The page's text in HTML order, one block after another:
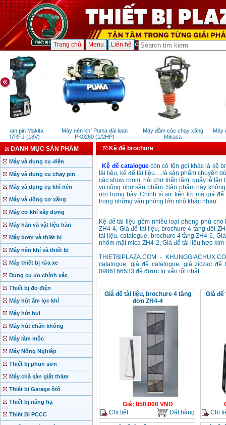
Trang chủ Menu Liên hệ
pin Makita
(18V)
Máy nén khí Puma đài loan
PK0260 (1/2HP)
Máy đầm cóc chạy xăng
Mikasa
Máy
DANH MỤC SẢN PHẨM
Máy và dụng cụ điện
Máy và dụng cụ chạy pin
Máy và dụng cụ khí nén
Máy và động cơ xăng
Máy cơ khí xây dựng
Máy hàn và vật liệu hàn
Máy bơm và thiết bị
Máy nén khí và thiết bị
Máy thiết bị rửa xe
Dụng cụ đo chính xác
Thiết bị đo điện
Máy hút ẩm lọc khí
Máy hút bụi
Máy hút chân không
Máy làm mộc
Máy Nông Nghiệp
Thiết bị phun sơn
Máy chà sàn giặt thảm
Thiết bị Garage ôtô
Thiết bị nâng hạ
Thiết Bị PCCC
Kệ để brochure
Kệ để cataloguecòn có tên gọi khác là kệ
tài liệu, kệ để tài liệu.....là sản phẩm chuyên
các show room, hội chợ triển lãm, quầy lễ
vụ cũng như sản phẩm. Sản phẩm này
nơi trưng bày. Chính vì sự tiện lợi mà giá
trong những văn phòng lớn nhỏ khác nhau.
Kệ để tài liệu gồm nhiều loại phong phú
ZH4-4, Giá để tài liệu, brochure 4 tầng đôi
tài liệu, catalogue, brochure 4 tầng ZH4-6,
nhôm mặt mica ZH4-2, Giá để tài liệu hợp
THIETBIPLAZA.COM -
catalogue, giá để catalogue, giá ziczac
0986166533 để được tư vấn tốt nhất.
Giá để tài liệu, brochure 4 tầng
đơn ZH4-4
Giá: 850.000VND
Chi tiết
Đặt hàng
Giá để
Chi